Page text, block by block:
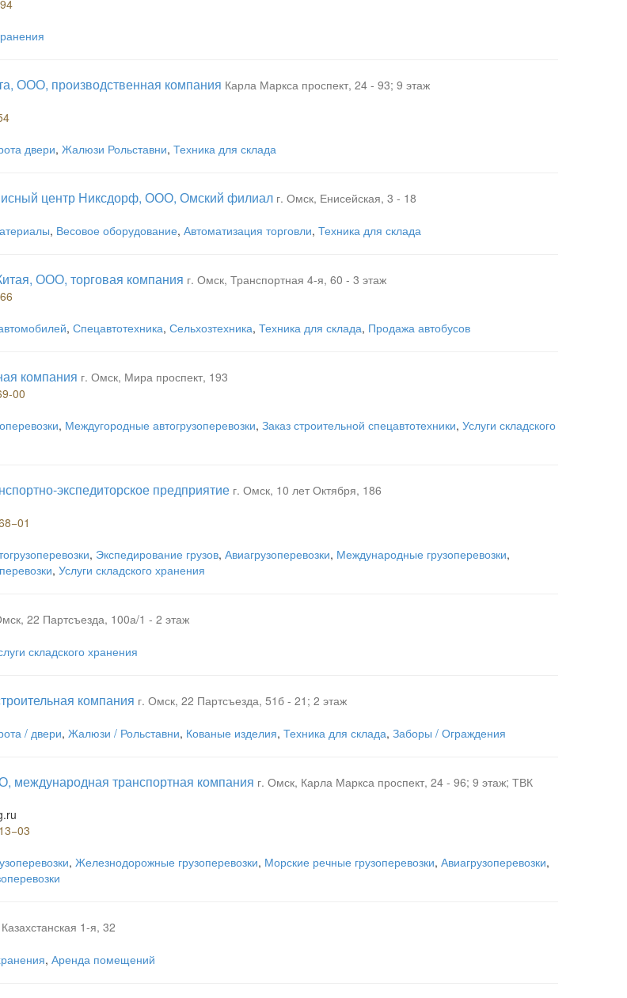
ООО, производственная компания Карла Маркса проспект, 24 - 93; 9 этаж
двери, Жалюзи Рольставни, Техника для склада
центр Никсдорф, ООО, Омский филиал г. Омск, Енисейская, 3 - 18
, Весовое оборудование, Автоматизация торговли, Техника для склада
ООО, торговая компания г. Омск, Транспортная 4-я, 60 - 3 этаж
, Спецавтотехника, Сельхозтехника, Техника для склада, Продажа автобусов
компания г. Омск, Мира проспект, 193
00
, Междугородные автогрузоперевозки, Заказ строительной спецавтотехники, Услуги складского
экспедиторское предприятие г. Омск, 10 лет Октября, 186
, Экспедирование грузов, Авиагрузоперевозки, Международные грузоперевозки,
, Услуги складского хранения
22 Партсъезда, 100а/1 - 2 этаж
складского хранения
компания г. Омск, 22 Партсъезда, 51б - 21; 2 этаж
/ двери, Жалюзи / Рольставни, Кованые изделия, Техника для склада, Заборы / Ограждения
международная транспортная компания г. Омск, Карла Маркса проспект, 24 - 96; 9 этаж; ТВК
, Железнодорожные грузоперевозки, Морские речные грузоперевозки, Авиагрузоперевозки,
1-я, 32
, Аренда помещений